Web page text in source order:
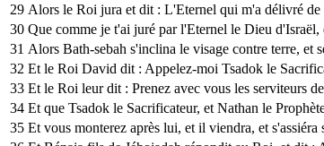
29 Alors le Roi jura et dit : L'Eternel qui m'a délivré de
30 Que comme je t'ai juré par l'Eternel le Dieu
31 Alors Bath-sebah s'inclina le visage contre terre,
32 Et le Roi David dit : Appelez-moi Tsadok le
33 Et le Roi leur dit : Prenez avec vous les serviteurs
34 Et que Tsadok le Sacrificateur, et Nathan le
35 Et vous monterez après lui, et il viendra, et